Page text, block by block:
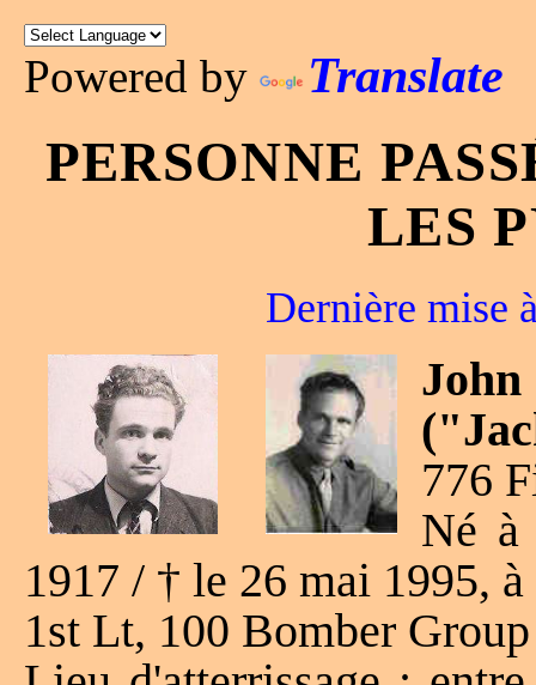
Powered by Translate
PERSONNE
LES
Dernière mise
776
Né à
1917 / † le 26 mai 1995,
1st Lt, 100 Bomber